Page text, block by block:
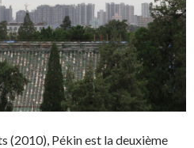
(2010), Pékin est la deuxième